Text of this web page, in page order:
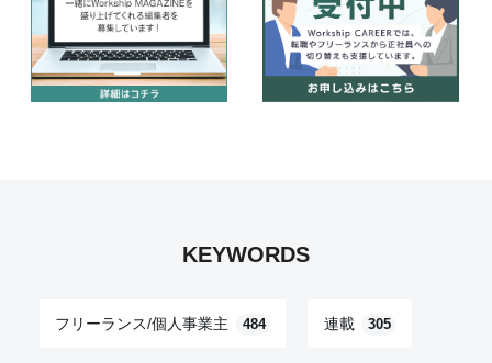
KEYWORDS
フリーランス/個人事業主 484 連載 305